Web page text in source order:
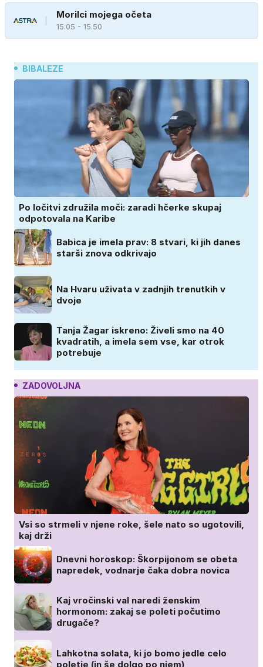
Morilci mojega očeta
15.05 - 15.50
BIBALEZE
Po ločitvi združila moči: zaradi hčerke skupaj
odpotovala na Karibe
Babica je imela prav: 8 stvari, ki jih danes
starši znova odkrivajo
Na Hvaru uživata v zadnjih trenutkih v
dvoje
Tanja Žagar iskreno: Živeli smo na 40
kvadratih, a imela sem vse, kar otrok
potrebuje
ZADOVOLJNA
Vsi so strmeli v njene roke, šele nato so ugotovili,
kaj drži
Dnevni horoskop: Škorpijonom se obeta
napredek, vodnarje čaka dobra novica
Kaj vročinski val naredi ženskim
hormonom: zakaj se poleti počutimo
drugače?
Lahkotna solata, ki jo bomo jedle celo
poletje (in še dolgo po njem)